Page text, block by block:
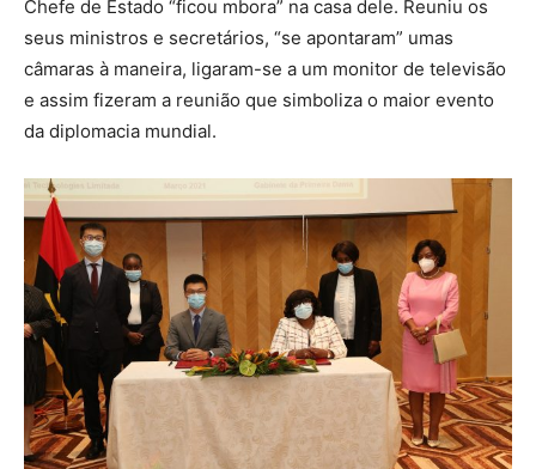
Chefe de Estado “ficou mbora” na casa dele. Reuniu os
seus ministros e secretários, “se apontaram” umas
câmaras à maneira, ligaram-se a um monitor de televisão
e assim fizeram a reunião que simboliza o maior evento
da diplomacia mundial.